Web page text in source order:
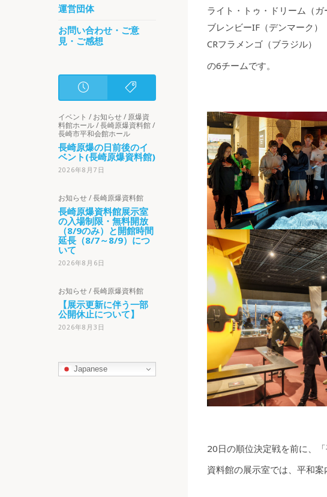
ライト・トゥ・ドリーム（ガ
ブレンビーIF（デンマーク）
CRフラメンゴ（ブラジル）
の6チームです。
20日の順位決定戦を前に、
資料館の展示室では、平和
運営団体
お問い合わせ・ご意
見・ご感想
イベント / お知らせ/ 原爆資
料館ホール/長崎原爆資料館/
長崎市平和会館ホール
長崎原爆の日前後のイ
ベント(長崎原爆資料館)
2026年8月7日
お知らせ/長崎原爆資料館
長崎原爆資料館展示室
の入場制限・無料開放
（8/9のみ）と開館時間
延長（8/7～8/9）につ
いて
2026年8月6日
お知らせ/長崎原爆資料館
【展示更新に伴う一部
公開休止について】
2026年8月3日
Japanese